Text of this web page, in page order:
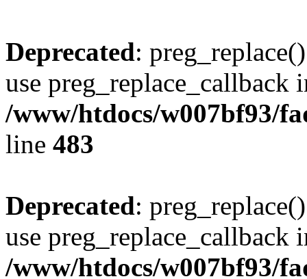
Deprecated:
use preg_replace_callback
/www/htdocs/w007bf93/
line 483
Deprecated:
use preg_replace_callback
/www/htdocs/w007bf93/